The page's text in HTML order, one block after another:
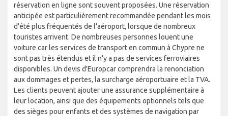
réservation en ligne sont souvent proposées. Une réservation
anticipée est particulièrement recommandée pendant les mois
d'été plus fréquentés de l'aéroport, lorsque de nombreux
touristes arrivent. De nombreuses personnes louent une
voiture car les services de transport en commun à Chypre ne
sont pas très étendus et il n'y a pas de services ferroviaires
disponibles. Un devis d'Europcar comprendra la renonciation
aux dommages et pertes, la surcharge aéroportuaire et la TVA.
Les clients peuvent ajouter une assurance supplémentaire à
leur location, ainsi que des équipements optionnels tels que
des sièges pour enfants et des systèmes de navigation par